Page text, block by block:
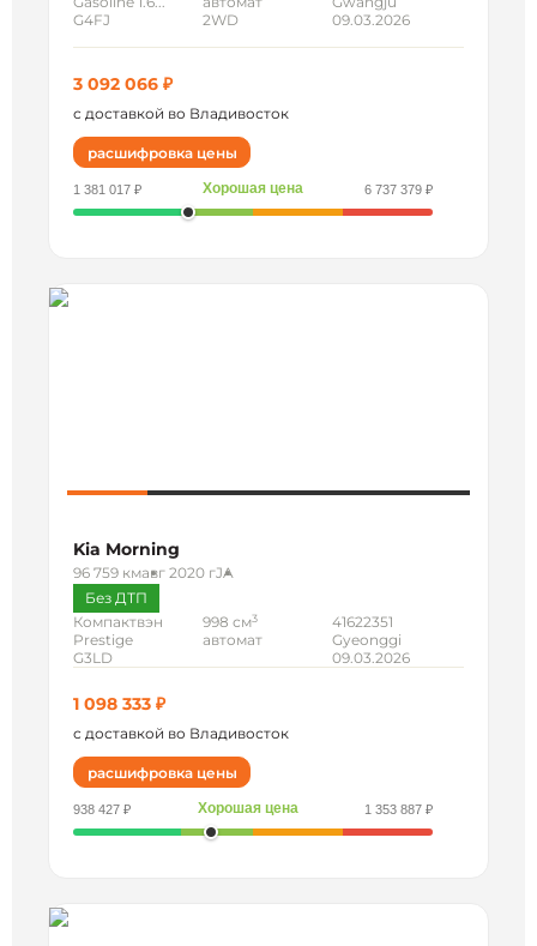
G4FJ
2WD
09.03.2026
3 092 066 ₽
с доставкой во Владивосток
расшифровка цены
1 381 017 ₽ Хорошая цена 6 737 379 ₽
Kia Morning
96 759 кмавг 2020 гJA
Без ДТП
Компактвэн
Prestige
G3LD
998 см3
автомат
41622351
Gyeonggi
09.03.2026
1 098 333 ₽
с доставкой во Владивосток
расшифровка цены
938 427 ₽ Хорошая цена 1 353 887 ₽